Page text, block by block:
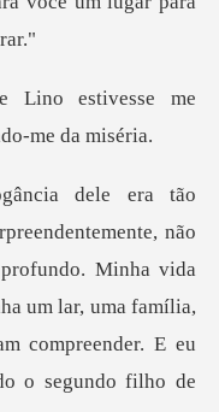
no estivesse me
Minha vida
um lar, uma família,